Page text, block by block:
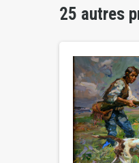
25 autres